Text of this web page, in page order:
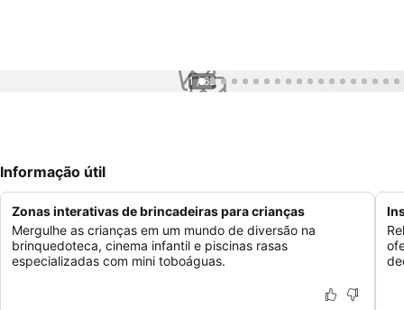
1 / 62
Informação útil
Zonas interativas de brincadeiras para crianças
Mergulhe as crianças em um mundo de diversão na
brinquedoteca, cinema infantil e piscinas rasas
especializadas com mini toboáguas.